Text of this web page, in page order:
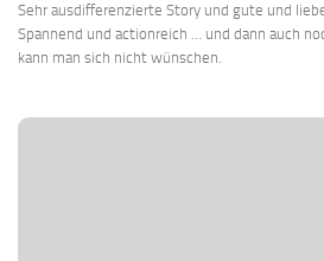
Sehr ausdifferenzierte Story und gute und
Spannend und actionreich … und dann auch
kann man sich nicht wünschen.